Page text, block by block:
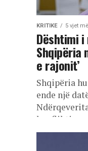
KRITIKE 5 vjet
Dështimi
Shqipëria
e rajonit’
Shqipëria
ende një
konflikti